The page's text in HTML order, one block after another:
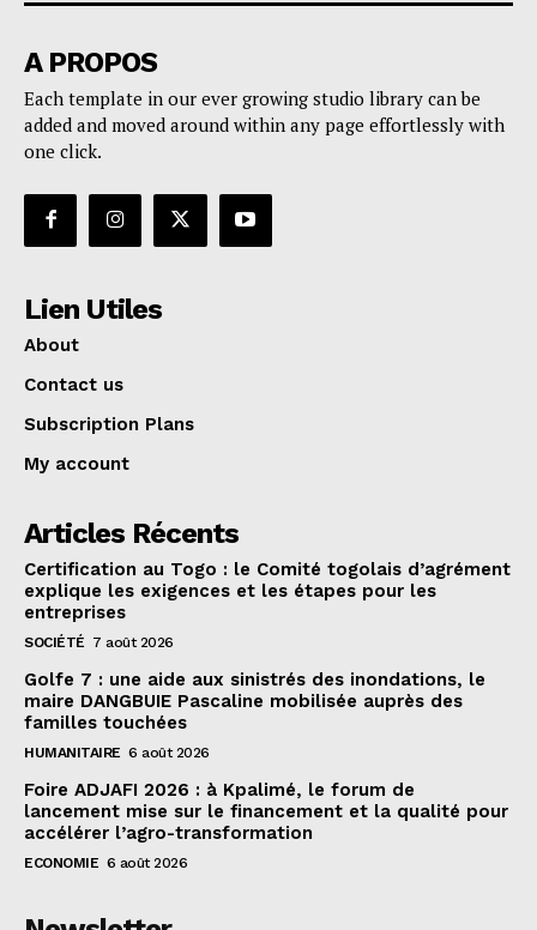
A PROPOS
Each template in our ever growing studio library can be
added and moved around within any page effortlessly with
one click.
Lien Utiles
About
Contact us
Subscription Plans
My account
Articles Récents
Certification au Togo : le Comité togolais d’agrément
explique les exigences et les étapes pour les
entreprises
SOCIÉTÉ 7 août 2026
Golfe 7 : une aide aux sinistrés des inondations, le
maire DANGBUIE Pascaline mobilisée auprès des
familles touchées
HUMANITAIRE 6 août 2026
Foire ADJAFI 2026 : à Kpalimé, le forum de
lancement mise sur le financement et la qualité pour
accélérer l’agro-transformation
ECONOMIE 6 août 2026